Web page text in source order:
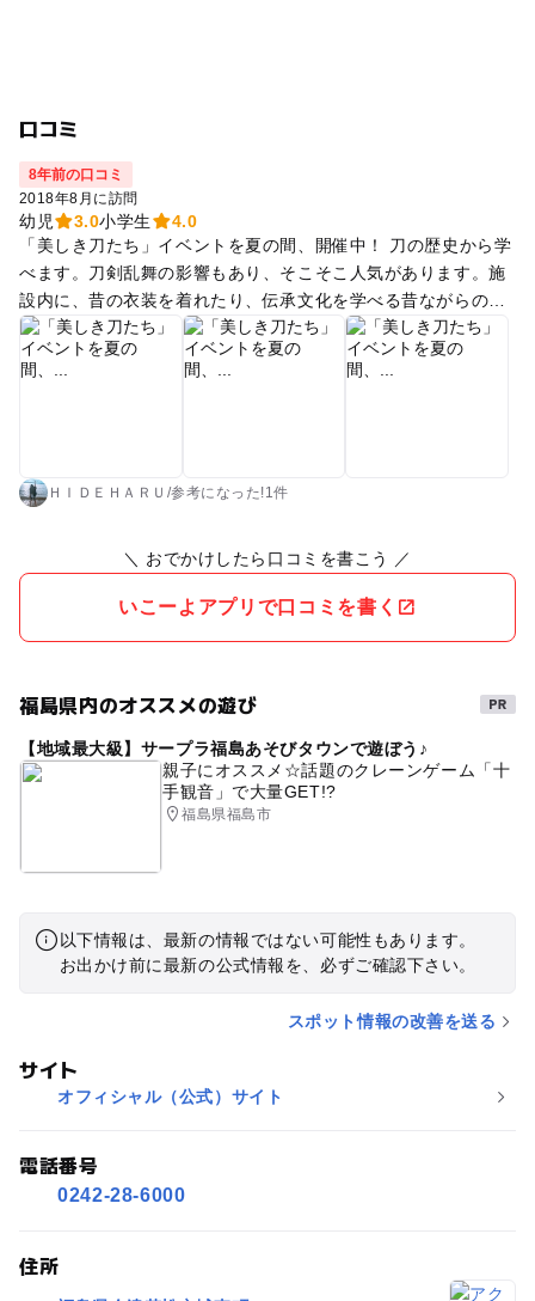
口コミ
8年前の口コミ
2018年8月に訪問
幼児 3.0小学生
4.0
「美しき刀たち」イベントを夏の間、開催中！ 刀の歴史から学
べます。刀剣乱舞の影響もあり、そこそこ人気があります。施
設内に、昔の衣装を着れたり、伝承文化を学べる昔ながらの玩
具で遊べるスペースがあって、小さな御子様から遊ぶことが出
来ます。スタッフも交代で常在してるので、質問することがで
きます。
ＨＩＤＥＨＡＲＵ /参考に なった!1件
＼ おでかけしたら口コミを書こう ／
いこーよアプリで口コミを書く
福島県内のオススメの遊び
【地域最大級】サープラ福島あそびタウンで遊ぼう♪
親子にオススメ☆話題のクレーンゲーム「十
手観音」で大量GET!?
福島県福島市
以下情報は、最新の情報ではない可能性もあります。
お出かけ前に最新の公式情報を、必ずご確認下さい。
スポット情報の改善を送る
サイト
オフィシャル（公式）サイト
電話番号
0242-28-6000
住所